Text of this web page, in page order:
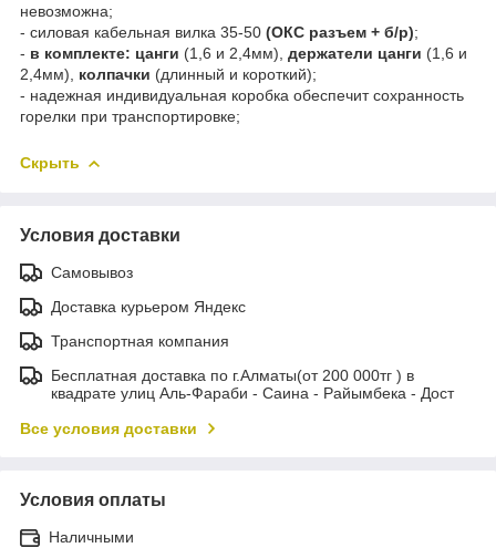
невозможна;
- силовая кабельная вилка 35-50 (ОКС разъем + б/р);
- в комплекте: цанги (1,6 и 2,4мм), держатели цанги (1,6 и
2,4мм), колпачки (длинный и короткий);
- надежная индивидуальная коробка обеспечит сохранность
горелки при транспортировке;
Скрыть
Условия доставки
Самовывоз
Доставка курьером Яндекс
Транспортная компания
Бесплатная доставка по г.Алматы(от 200 000тг ) в
квадрате улиц Аль-Фараби - Саина - Райымбека - Дост
Все условия доставки
Условия оплаты
Наличными